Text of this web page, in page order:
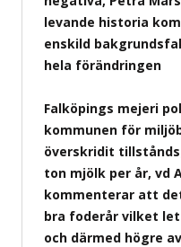
levande historia
enskild
hela förändringen
Falköpings mejeri
kommunen för
överskridit
ton mjölk per år, vd
kommenterar att
bra foderår vilket
och därmed högre